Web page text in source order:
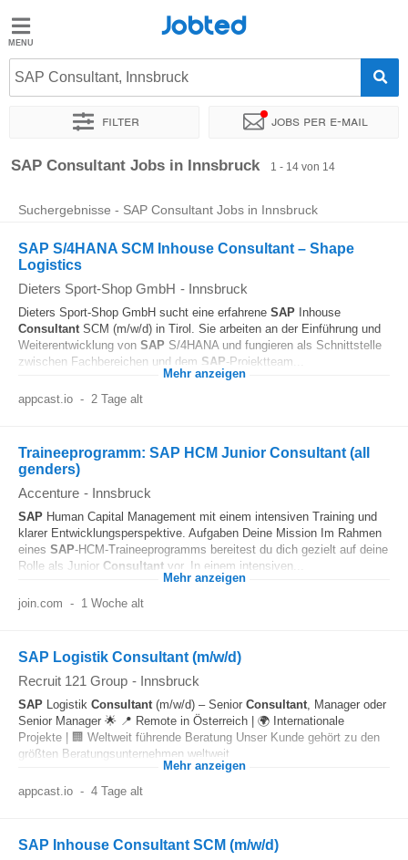
Jobted
Jobs
Jobted
SAP Consultant, Innsbruck
Filter Jobs per e-mail
Sortieren nach Genauer Standort Unternehmen
SAP Consultant Jobs in Innsbruck 1 - 14 von 14
Suchergebnisse - SAP Consultant Jobs in Innsbruck
SAP S/4HANA SCM Inhouse Consultant – Shape
Logistics
Dieters Sport-Shop GmbH - Innsbruck
Dieters Sport-Shop GmbH sucht eine erfahrene SAP Inhouse
Consultant SCM (m/w/d) in Tirol. Sie arbeiten an der Einführung und
Weiterentwicklung von SAP S/4HANA und fungieren als Schnittstelle
zwischen Fachbereichen und dem SAP-Projektteam...
Mehr anzeigen
appcast.io - 2 Tage alt
Traineeprogramm: SAP HCM Junior Consultant (all
genders)
Accenture - Innsbruck
SAP Human Capital Management mit einem intensiven Training und
klarer Entwicklungsperspektive. Aufgaben Deine Mission Im Rahmen
eines SAP‑HCM‑Traineeprogramms bereitest du dich gezielt auf deine
Rolle als Junior Consultant vor. In einem intensiven...
Mehr anzeigen
join.com - 1 Woche alt
SAP Logistik Consultant (m/w/d)
Recruit 121 Group - Innsbruck
SAP Logistik Consultant(m/w/d) – Senior Consultant, Manager oder
Senior Manager 🌟 📍 Remote in Österreich | 🌍 Internationale
Projekte | 🏢 Weltweit führende Beratung Unser Kunde gehört zu den
größten Beratungsunternehmen weltweit...
Mehr anzeigen
appcast.io - 4 Tage alt
SAP Inhouse Consultant SCM (m/w/d)